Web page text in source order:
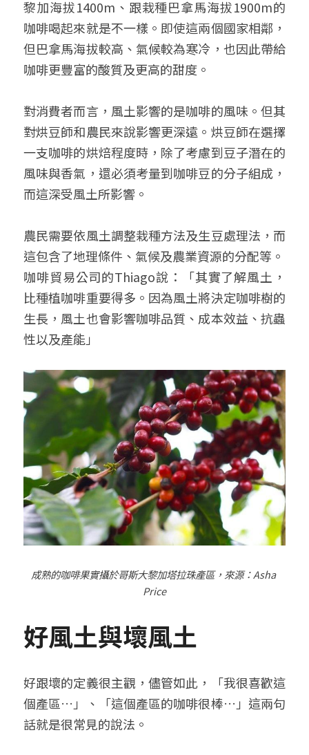
黎加海拔1400m、跟栽種巴拿馬海拔1900m的
咖啡喝起來就是不一樣。即使這兩個國家相鄰，
但巴拿馬海拔較高、氣候較為寒冷，也因此帶給
咖啡更豐富的酸質及更高的甜度。
對消費者而言，風土影響的是咖啡的風味。但其
對烘豆師和農民來說影響更深遠。烘豆師在選擇
一支咖啡的烘焙程度時，除了考慮到豆子潛在的
風味與香氣，還必須考量到咖啡豆的分子組成，
而這深受風土所影響。
農民需要依風土調整栽種方法及生豆處理法，而
這包含了地理條件、氣候及農業資源的分配等。
咖啡貿易公司的Thiago說：「其實了解風土，
比種植咖啡重要得多。因為風土將決定咖啡樹的
生長，風土也會影響咖啡品質、成本效益、抗蟲
性以及產能」
成熟的咖啡果實攝於哥斯大黎加塔拉珠產區，來源：Asha
Price
好風土與壞風土
好跟壞的定義很主觀，儘管如此，「我很喜歡這
個產區…」、「這個產區的咖啡很棒…」這兩句
話就是很常見的說法。